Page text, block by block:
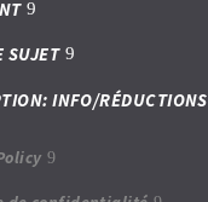
SUJET
INFO/RÉDUCTIONS